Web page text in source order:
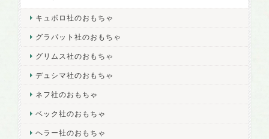
キュボロ社のおもちゃ
グラパット社のおもちゃ
グリムス社のおもちゃ
デュシマ社のおもちゃ
ネフ社のおもちゃ
ベック社のおもちゃ
ヘラー社のおもちゃ